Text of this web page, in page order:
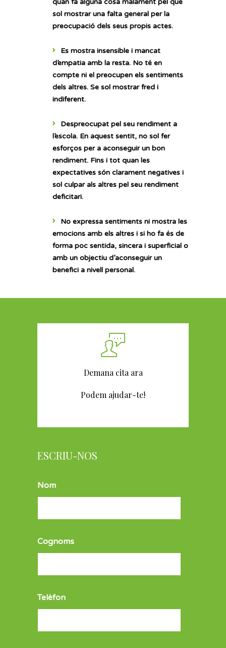
quan fa alguna cosa malament pel que
sol mostrar una falta general per la
preocupació dels seus propis actes.
Es mostra insensible i mancat
d’empatia amb la resta. No té en
compte ni el preocupen els sentiments
dels altres. Se sol mostrar fred i
indiferent.
Despreocupat pel seu rendiment a
l’escola. En aquest sentit, no sol fer
esforços per a aconseguir un bon
rendiment. Fins i tot quan les
expectatives són clarament negatives i
sol culpar als altres pel seu rendiment
deficitari.
No expressa sentiments ni mostra les
emocions amb els altres i si ho fa és de
forma poc sentida, sincera i superficial o
amb un objectiu d’aconseguir un
benefici a nivell personal.
Demana cita ara
Podem ajudar-te!
ESCRIU-NOS
Nom
Cognoms
Telèfon